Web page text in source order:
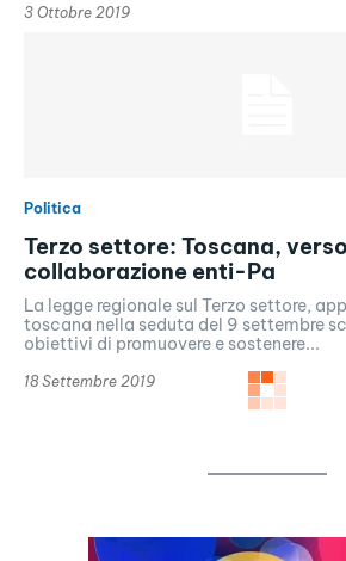
3 Ottobre 2019
Politica
Terzo settore: Toscana,
collaborazione enti-Pa
La legge regionale sul Terzo settore,
toscana nella seduta del 9 settembre
obiettivi di promuovere e sostenere...
18 Settembre 2019